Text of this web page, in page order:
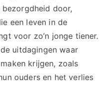
door,
een leven in de
voor zo’n jonge tiener.
uitdagingen waar
krijgen, zoals
ouders en het verlies